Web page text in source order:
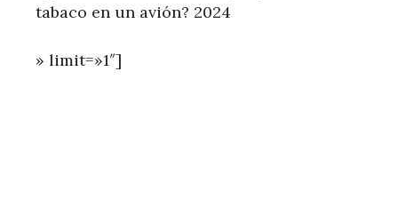
tabaco en un avión? 2024
» limit=»1″]